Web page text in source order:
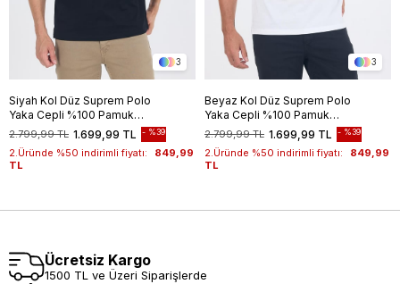
3
Siyah Kol Düz Suprem Polo
Yaka Cepli %100 Pamuk
Comfort Fit Tişört 1011250189
1.699,99 TL
2.799,99 TL %39
2.Üründe %50 indirimli fiyatı:
849,99
TL
3
Beyaz Kol Düz Suprem Polo
Yaka Cepli %100 Pamuk
Comfort Fit Tişört 1011250189
1.699,99 TL
2.799,99 TL %39
2.Üründe %50 indirimli fiyatı:
849,99
TL
Ücretsiz Kargo
1500 TL ve Üzeri Siparişlerde